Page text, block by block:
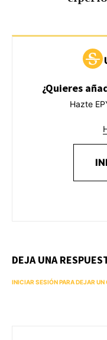
¿Quieres
Hazte
DEJA UNA
INICIAR SESIÓN PARA DEJAR